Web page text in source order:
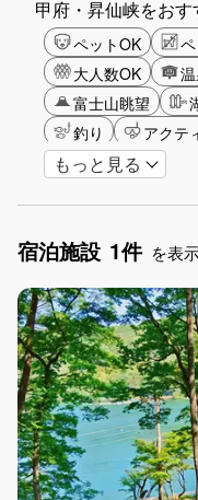
甲府・昇仙峡をお
ペットOK
大人数OK
富士山眺望
釣り
アクテ
女子旅
もっと見る
宿泊施設 1件 を表